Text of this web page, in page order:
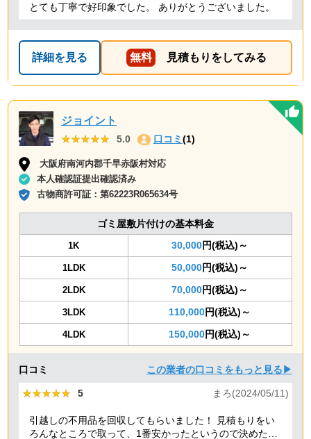
とても丁寧で好印象でした。 ありがとうございました。
詳細を見る 無料 見積もりをしてみる
ジョイント
★★★★★
★★★★★ 5.0 口コミ (1)
大阪府南河内郡千早赤阪村対応
本人確認証提出確認済み
古物商許可証：第62223R065634号
ゴミ屋敷片付けの基本料金
1K 30,000円(税込)～
1LDK 50,000円(税込)～
2LDK 70,000円(税込)～
3LDK 110,000円(税込)～
4LDK 150,000円(税込)～
口コミ この業者の口コミをもっと見る▶
★★★★★
★★★★★ 5 まろ(2024/05/11)
引越しの不用品を回収してもらいました！ 見積もりをい
ろんなところで取って、1番安かったというので決めたの